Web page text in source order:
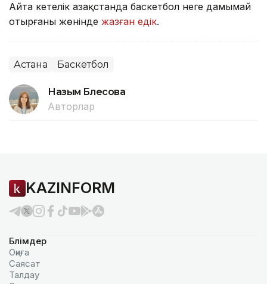
Айта кетелік Қазақстанда баскетбол неге дамымай
отырғаны жөнінде жазған едік.
Астана Баскетбол
Назым Бөлесова
Авторлар
KAZINFORM
Бөлімдер
Оқиға
Саясат
Талдау